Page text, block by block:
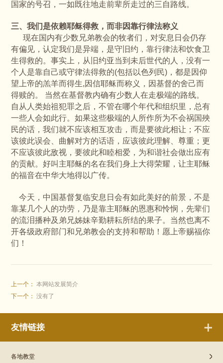
国家的号召，一如既往地走前辈所走过的三自路线。
三、我们是依赖耶稣得救，而非因靠行律法称义
现在国内有少数兄弟教会的牧者们，对安息日会仍存
有偏见，认定我们是异端，是守旧约，靠行律法和饮食卫
生得救的。事实上，从旧约亚当到未后世代的人，没有一
个人是靠自己或守律法得救的(包括以色列民)，都是因仰
望上帝的羔羊而得生,因信耶稣而称义，因基督的舍己而
得赎的。 当然在基督教内确有少数人在走极端的路线。
自从人类始祖犯罪之后，不管在哪个年代和组织里，总有
一些人会如此行。如果这些极端的人所作所为不会祸国殃
民的话，我们就不应该相互攻击，而是要彼此相让；不应
该彼此误会、曲解对方的话语，应该彼此理解、尊重；更
不应该彼此敌视，要彼此和睦相爱，为和谐社会做出应有
的贡献。好叫主耶稣的名在我们身上大得荣耀，让主耶稣
的福音在中华大地得以广传。
今天，中国基督复临安息日会有如此美好的前景，不是
靠某几个人的功劳，乃是靠主耶稣的恩惠和怜悯，先辈们
的流泪播种及弟兄姊妹辛勤耕耘所结的果子。当然也离不
开各级政府部门和兄弟教会的支持和帮助！愿上帝赐福你
们！
上一个：本网站发展简介
下一个：没有了
友情链接
各地教堂